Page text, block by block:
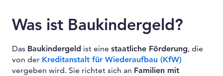
Was ist Baukindergeld?
Das Baukindergeld ist eine staatliche Förderung, die
von der Kreditanstalt für Wiederaufbau (KfW)
vergeben wird. Sie richtet sich an Familien mit